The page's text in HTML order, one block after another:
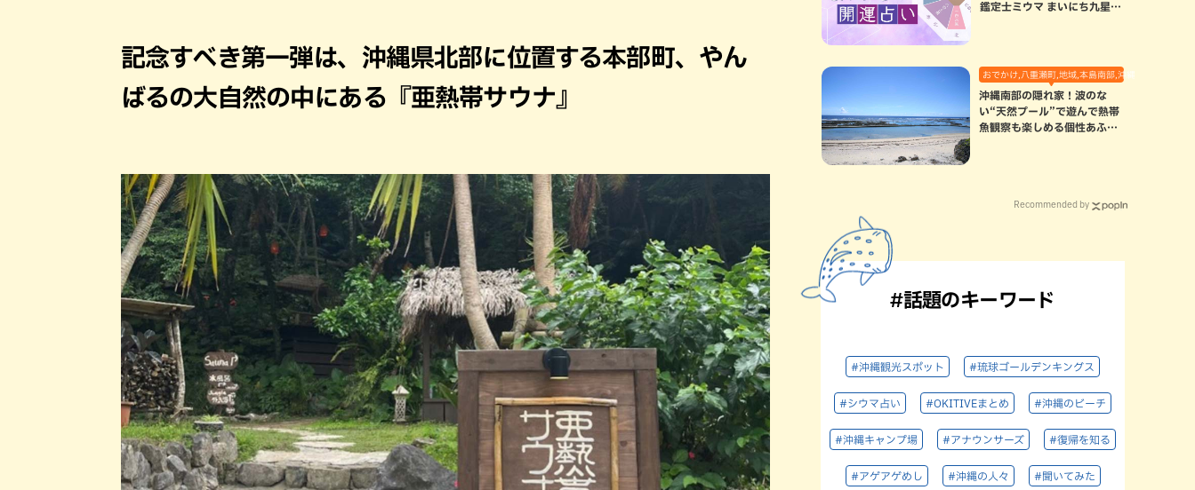
記念すべき第一弾は、沖縄県北部に位置する本部町、やん
ばるの大自然の中にある『亜熱帯サウナ』
鑑定士ミウマ まいにち九星気
おでかけ,八重瀬町,地域,本島南部,沖縄の海,自然
沖縄南部の隠れ家！波のな
い“天然プール”で遊んで熱帯
魚観察も楽しめる個性あふれ
Recommended by
#話題のキーワード
#沖縄観光スポット #琉球ゴールデンキングス
#シウマ占い #OKITIVEまとめ #沖縄のビーチ
#沖縄キャンプ場 #アナウンサーズ #復帰を知る
#アゲアゲめし #沖縄の人々 #聞いてみた